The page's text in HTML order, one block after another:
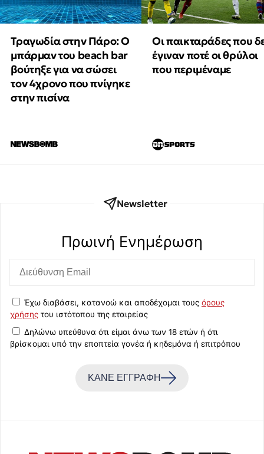
Τραγωδία στην Πάρο: Ο
μπάρμαν του beach bar
βούτηξε για να σώσει
τον 4χρονο που πνίγηκε
στην πισίνα
Οι παικταράδες που
έγιναν ποτέ οι θρύλοι
που περιμέναμε
Newsletter
Πρωινή Eνημέρωση
Έχω διαβάσει, κατανοώ και αποδέχομαι τους όρους
χρήσης του ιστότοπου της εταιρείας
Δηλώνω υπεύθυνα ότι είμαι άνω των 18 ετών ή ότι
βρίσκομαι υπό την εποπτεία γονέα ή κηδεμόνα ή επιτρόπου
ΚΑΝΕ ΕΓΓΡΑΦΗ